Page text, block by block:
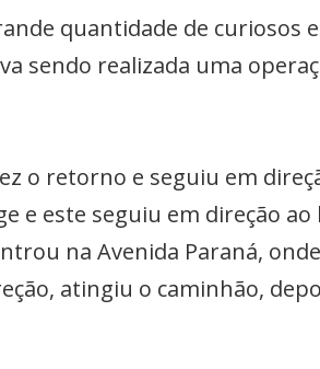
quantidade de curiosos
sendo realizada uma
o retorno e seguiu em
e este seguiu em direção
na Avenida Paraná,
atingiu o caminhão,